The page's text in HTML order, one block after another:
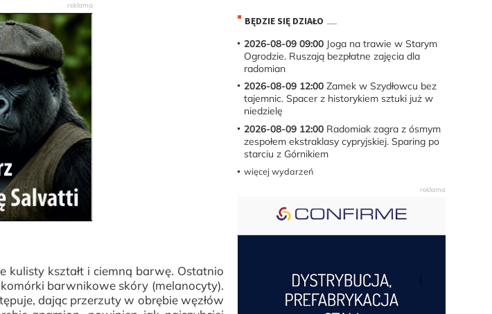
kulisty kształt i ciemną barwę. Ostatnio
barwnikowe skóry (melanocyty).
dając przerzuty w obrębie węzłów
BĘDZIE SIĘ DZIAŁO
2026-08-09 09:00Joga na trawie w Starym
Ogrodzie. Ruszają bezpłatne zajęcia dla
radomian
2026-08-09 12:00Zamek w Szydłowcu bez
tajemnic. Spacer z historykiem sztuki już w
niedzielę
2026-08-09 12:00Radomiak zagra z ósmym
zespołem ekstraklasy cypryjskiej. Sparing po
starciu z Górnikiem
więcej wydarzeń